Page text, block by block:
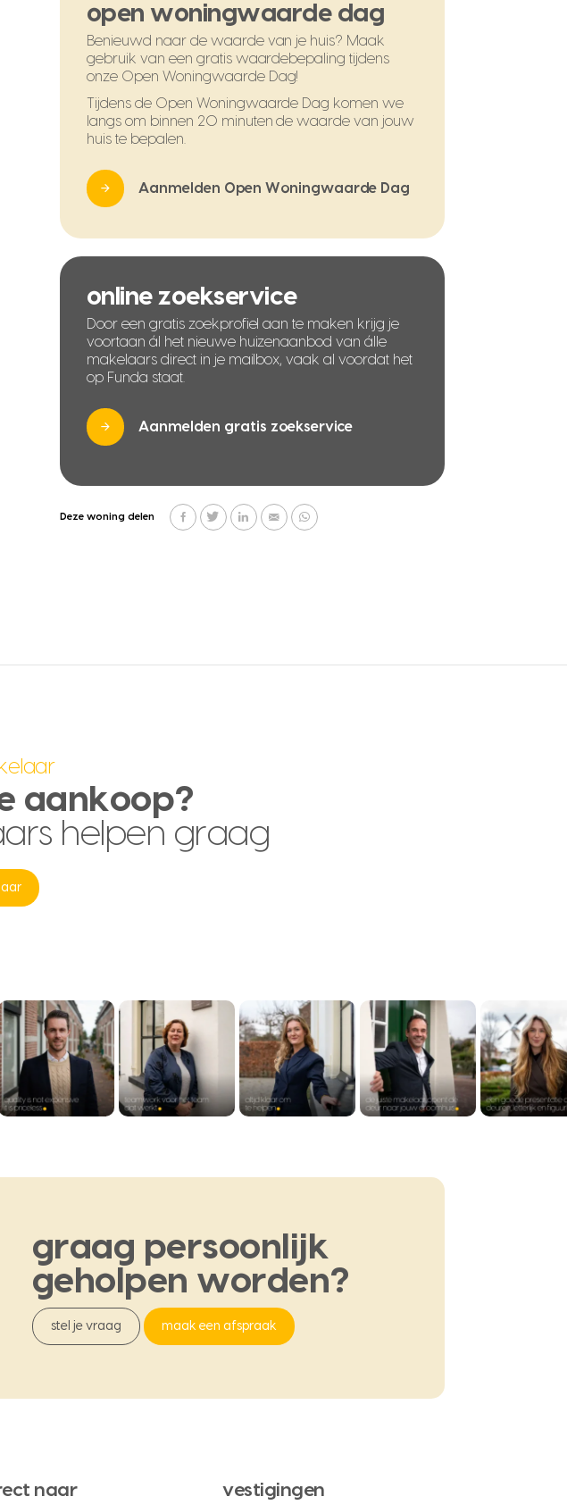
open woningwaarde dag
Benieuwd naar de waarde van je huis? Maak
gebruik van een gratis waardebepaling tijdens
onze Open Woningwaarde Dag!
Tijdens de Open Woningwaarde Dag komen we
langs om binnen 20 minuten de waarde van jouw
huis te bepalen.
Aanmelden Open Woningwaarde Dag
online zoekservice
Door een gratis zoekprofiel aan te maken krijg je
voortaan ál het nieuwe huizenaanbod van álle
makelaars direct in je mailbox, vaak al voordat het
op Funda staat.
Aanmelden gratis zoekservice
Deze woning delen
aankoop?
helpen graag
graag persoonlijk
geholpen worden?
stel je vraag maak een afspraak
naar vestigingen